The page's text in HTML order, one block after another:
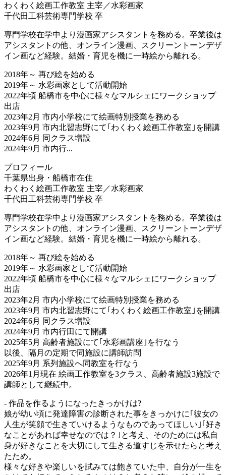
わくわく絵画工作教室 主宰／水彩画家
千代田工科芸術専門学校 卒
専門学校在学中より漫画家アシスタントを務める。卒業後は
アシスタントの他、オンライン漫画、スクリーントーンデザ
イン画など経験。結婚・育児を機に一時絵から離れる。
2018年～ 再び絵を始める
2019年～ 水彩画家として活動開始
2022年頃 船橋市を中心に様々なマルシェにワークショップ
出店
2023年2月 市内小学校にて絵画特別授業を務める
2023年9月 市内北習志野にて｢わくわく絵画工作教室｣を開講
2024年6月 同クラス増設
2024年9月 市内行...
プロフィール
千葉県出身・船橋市在住
わくわく絵画工作教室 主宰／水彩画家
千代田工科芸術専門学校 卒
専門学校在学中より漫画家アシスタントを務める。卒業後は
アシスタントの他、オンライン漫画、スクリーントーンデザ
イン画など経験。結婚・育児を機に一時絵から離れる。
2018年～ 再び絵を始める
2019年～ 水彩画家として活動開始
2022年頃 船橋市を中心に様々なマルシェにワークショップ
出店
2023年2月 市内小学校にて絵画特別授業を務める
2023年9月 市内北習志野にて｢わくわく絵画工作教室｣を開講
2024年6月 同クラス増設
2024年9月 市内行田にて開講
2025年5月 高齢者施設にて｢水彩画講座｣を行なう
以後、隔月の定期で同施設に講師訪問
2025年9月 系列施設へ同教室を行なう
2026年1月現在 絵画工作教室を3クラス、高齢者施設3施設で
講師として継続中。
- 作品を作るようになったきっかけは?
娘が幼い頃に発達障害の診断された事をきっかけに｢彼女の
人生が笑顔で生きていけるようなものであってほしい｣｢好き
なことがあれば幸せなのでは？｣と考え、そのためには私自
身が好きなことを大切にして生きる道すじを示せたらと考え
たため。
様々な好きや楽しいを試みては飽きていた中、自分が一生を